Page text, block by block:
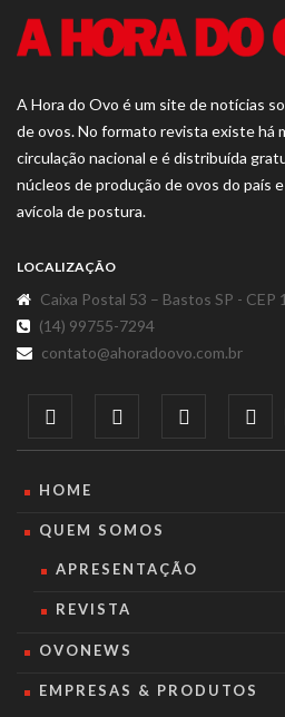
A Hora do Ovo é um site de notícias
de ovos. No formato revista existe há
circulação nacional e é distribuída
núcleos de produção de ovos do país
avícola de postura.
LOCALIZAÇÃO
Caixa Postal 53 – Bastos SP - CEP
(14) 99755-7294
contato@ahoradoovo.com.br
HOME
QUEM SOMOS
APRESENTAÇÃO
REVISTA
OVONEWS
EMPRESAS & PRODUTOS